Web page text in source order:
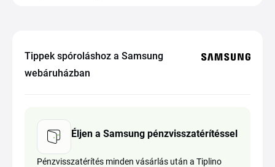
Tippek spóroláshoz a Samsung
webáruházban
Éljen a Samsung pénzvisszatérítéssel
Pénzvisszatérítés minden vásárlás után a Tiplino